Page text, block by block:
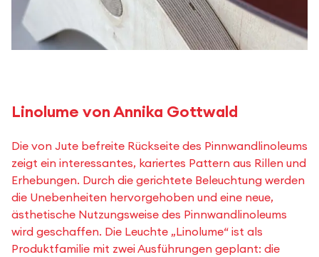
Linolume von Annika Gottwald
Die von Jute befreite Rückseite des Pinnwandlinoleums
zeigt ein interessantes, kariertes Pattern aus Rillen und
Erhebungen. Durch die gerichtete Beleuchtung werden
die Unebenheiten hervorgehoben und eine neue,
ästhetische Nutzungsweise des Pinnwandlinoleums
wird geschaffen. Die Leuchte „Linolume“ ist als
Produktfamilie mit zwei Ausführungen geplant: die